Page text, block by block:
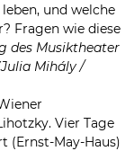
und welche
Fragen wie diese
des Musiktheater
Mihály /
Vier Tage
(Ernst-May-Haus)